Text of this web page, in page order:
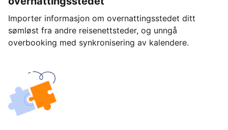
Importer informasjon om overnattingsstedet ditt
sømløst fra andre reisenettsteder, og unngå
overbooking med synkronisering av kalendere.